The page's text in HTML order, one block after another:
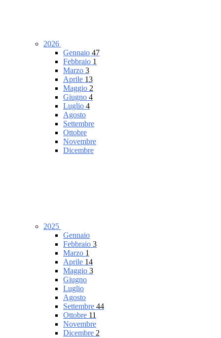
2026
Gennaio 47
Febbraio 1
Marzo 3
Aprile 13
Maggio 2
Giugno 4
Luglio 4
Agosto
Settembre
Ottobre
Novembre
Dicembre
2025
Gennaio
Febbraio 3
Marzo 1
Aprile 14
Maggio 3
Giugno
Luglio
Agosto
Settembre 44
Ottobre 11
Novembre
Dicembre 2